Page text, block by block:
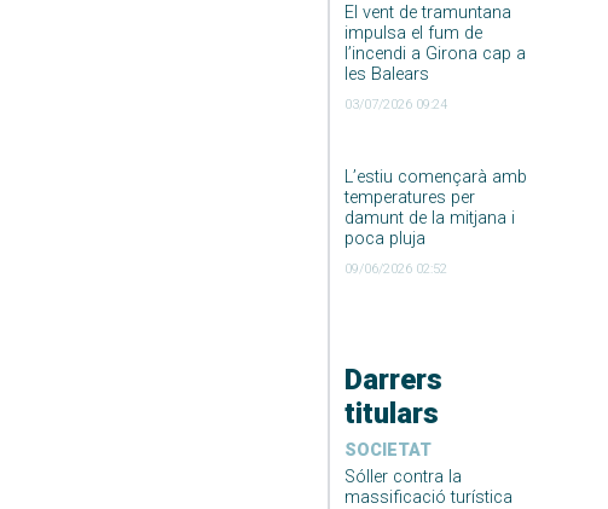
El vent de tramuntana
impulsa el fum de
l’incendi a Girona cap a
les Balears
03/07/2026 09:24
L’estiu començarà amb
temperatures per
damunt de la mitjana i
poca pluja
09/06/2026 02:52
Darrers
titulars
SOCIETAT
Sóller contra la
massificació turística